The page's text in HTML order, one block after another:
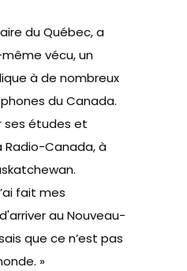
du Québec, a
vécu, un
à de nombreux
du Canada.
ses études et
Radio-Canada, à
fait mes
au Nouveau-
que ce n’est pas
»